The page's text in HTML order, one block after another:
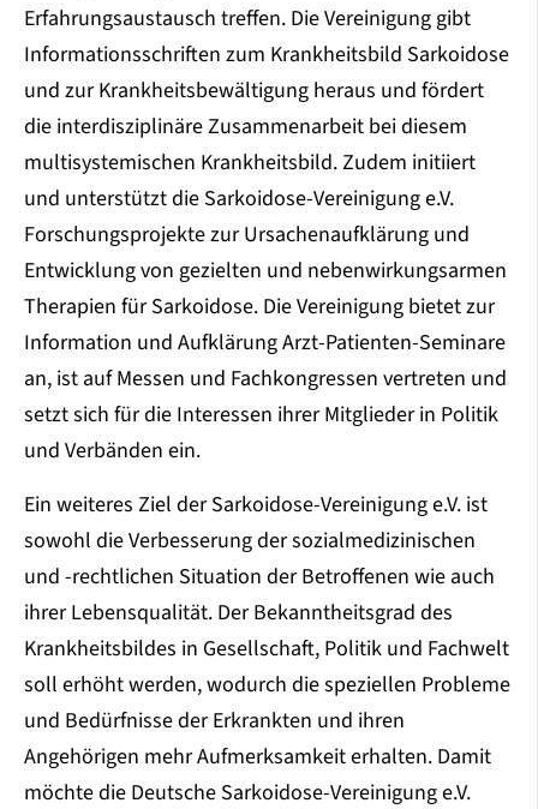
Erfahrungsaustausch treffen. Die Vereinigung gibt
Informationsschriften zum Krankheitsbild Sarkoidose
und zur Krankheitsbewältigung heraus und fördert
die interdisziplinäre Zusammenarbeit bei diesem
multisystemischen Krankheitsbild. Zudem initiiert
und unterstützt die Sarkoidose-Vereinigung e.V.
Forschungsprojekte zur Ursachenaufklärung und
Entwicklung von gezielten und nebenwirkungsarmen
Therapien für Sarkoidose. Die Vereinigung bietet zur
Information und Aufklärung Arzt-Patienten-Seminare
an, ist auf Messen und Fachkongressen vertreten und
setzt sich für die Interessen ihrer Mitglieder in Politik
und Verbänden ein.
Ein weiteres Ziel der Sarkoidose-Vereinigung e.V. ist
sowohl die Verbesserung der sozialmedizinischen
und -rechtlichen Situation der Betroffenen wie auch
ihrer Lebensqualität. Der Bekanntheitsgrad des
Krankheitsbildes in Gesellschaft, Politik und Fachwelt
soll erhöht werden, wodurch die speziellen Probleme
und Bedürfnisse der Erkrankten und ihren
Angehörigen mehr Aufmerksamkeit erhalten. Damit
möchte die Deutsche Sarkoidose-Vereinigung e.V.